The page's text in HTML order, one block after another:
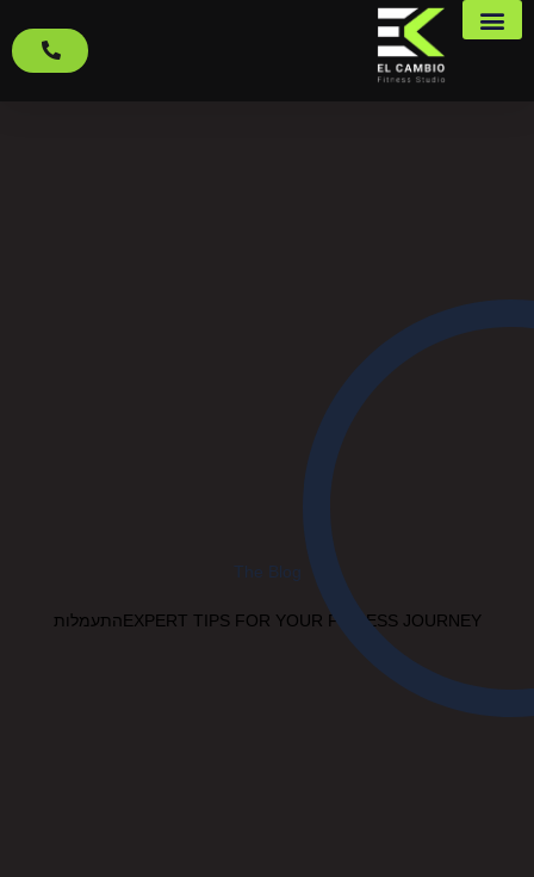
The Blog
EXPERT TIPS FOR YOUR FITNESS JOURNEYהתעמלות